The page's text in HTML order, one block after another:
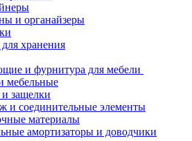
и органайзеры
хранения
и фурнитура для мебели
мебельные
защелки
и соединительные элементы
материалы
амортизаторы и доводчики